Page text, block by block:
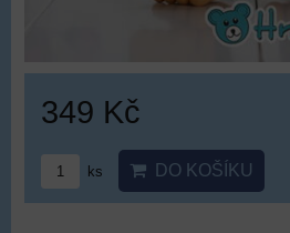
349 Kč
ks DO KOŠÍKU